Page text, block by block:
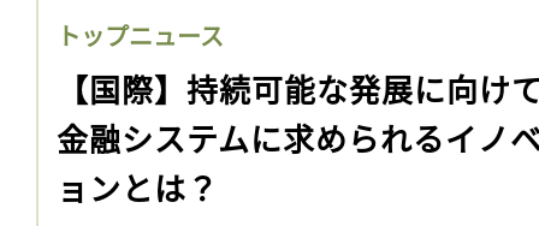
トップニュース
【国際】持続可能な発展に向け
金融システムに求められるイノ
ョンとは？